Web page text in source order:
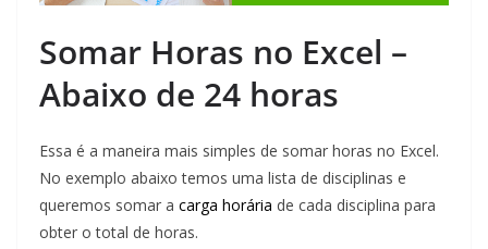
Somar Horas no Excel –
Abaixo de 24 horas
Essa é a maneira mais simples de somar horas no Excel.
No exemplo abaixo temos uma lista de disciplinas e
queremos somar a carga horária de cada disciplina para
obter o total de horas.